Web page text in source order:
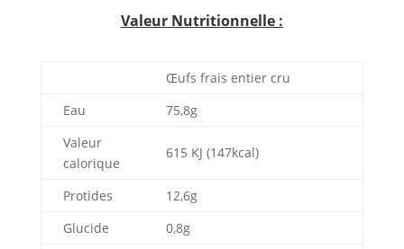
Valeur Nutritionnelle :
Œufs frais entier cru
Eau
75,8g
Valeur
calorique
615 KJ (147kcal)
Protides
12,6g
Glucide
0,8g